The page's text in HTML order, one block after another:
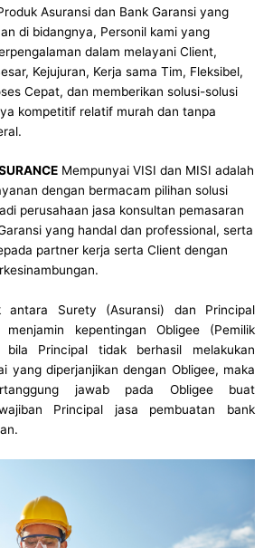
Asuransi dan Bank Garansi yang
di bidangnya, Personil kami yang
dalam melayani Client,
Kejujuran, Kerja sama Tim, Fleksibel,
Cepat, dan memberikan solusi-solusi
kompetitif relatif murah dan tanpa
Mempunyai VISI dan MISI adalah
dengan bermacam pilihan solusi
perusahaan jasa konsultan pemasaran
yang handal dan professional, serta
partner kerja serta Client dengan
antara Surety (Asuransi) dan Principal
kepentingan Obligee (Pemilik
Principal tidak berhasil melakukan
yang diperjanjikan dengan Obligee, maka
jawab pada Obligee buat
Principal jasa pembuatan bank